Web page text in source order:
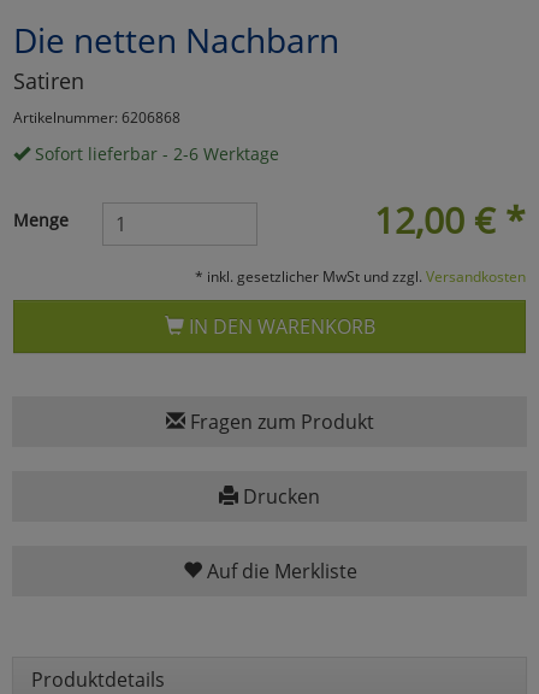
Die netten Nachbarn
Satiren
Artikelnummer: 6206868
Sofort lieferbar - 2-6 Werktage
12,00 € *
Menge
* inkl. gesetzlicher MwSt und zzgl. Versandkosten
IN DEN WARENKORB
Fragen zum Produkt
Drucken
Auf die Merkliste
Produktdetails
Marketing
Umfragetools
Cookies
Alle Akzeptieren
Cookies
zurückzu Haupptseite